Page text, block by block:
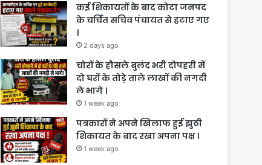
कई शिकायतों के बाद कोटा जनपद
के चर्चित सचिव पंचायत से हटाए गए
।
2 days ago
चोरों के हौसले बुलंद भरी दोपहरी में
दो घरों के तोड़े ताले लाखों की नगदी
ले भागे ।
1 week ago
पत्रकारों ने अपने खिलाफ हुई झुठी
शिकायत के बाद रखा अपना पक्ष ।
1 week ago